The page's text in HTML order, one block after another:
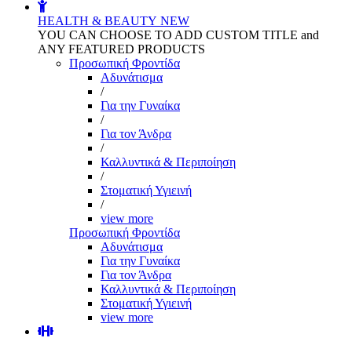
HEALTH & BEAUTY NEW
YOU CAN CHOOSE TO ADD CUSTOM TITLE and
ANY FEATURED PRODUCTS
Προσωπική Φροντίδα
Αδυνάτισμα
/
Για την Γυναίκα
/
Για τον Άνδρα
/
Καλλυντικά & Περιποίηση
/
Στοματική Υγιεινή
/
view more
Προσωπική Φροντίδα
Αδυνάτισμα
Για την Γυναίκα
Για τον Άνδρα
Καλλυντικά & Περιποίηση
Στοματική Υγιεινή
view more